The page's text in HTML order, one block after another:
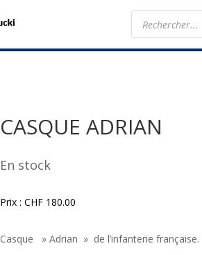
Recherche
produits
CASQUE ADRIAN
En stock
Prix : CHF180.00
Casque » Adrian » de l’infanterie française.